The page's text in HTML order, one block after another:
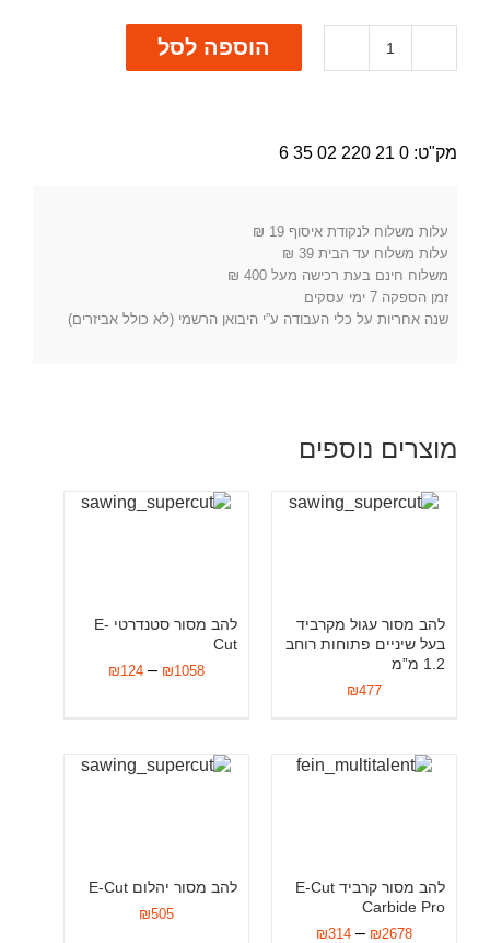
כמות
עגול
הוספה לסל
מק"ט: 0 21 220 02 35 6
עלות משלוח לנקודת איסוף 19 ₪
עלות משלוח עד הבית 39 ₪
משלוח חינם בעת רכישה מעל 400 ₪
זמן הספקה 7 ימי עסקים
שנה אחריות על כלי העבודה ע”י היבואן הרשמי (לא כולל אביזרים)
מוצרים נוספים
להב מסור עגול מקרביד
בעל שיניים פתוחות רוחב
1.2 מ”מ
₪477
להב מסור סטנדרטי E-
Cut
₪124– ₪1058
להב מסור קרביד E-Cut
Carbide Pro
₪314– ₪2678
להב מסור יהלום E-Cut
₪505